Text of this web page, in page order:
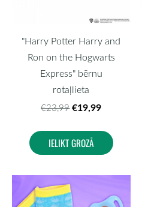
"Harry Potter Harry and
Ron on the Hogwarts
Express" bērnu
rotaļlieta
€23,99 €19,99
IELIKT GROZĀ